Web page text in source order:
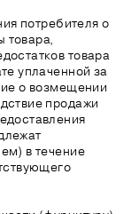
потребителя о
товара,
товара
уплаченной за
о возмещении
продажи
в течение